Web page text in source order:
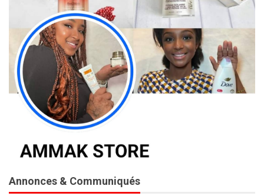
Annonces & Communiqués